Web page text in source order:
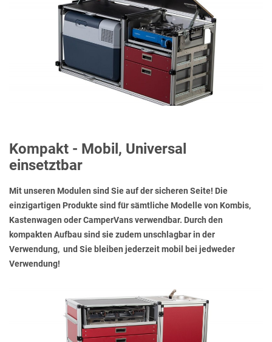
Kompakt - Mobil, Universal
einsetztbar
Mit unseren Modulen sind Sie auf der sicheren Seite! Die
einzigartigen Produkte sind für sämtliche Modelle von Kombis,
Kastenwagen oder CamperVans verwendbar. Durch den
kompakten Aufbau sind sie zudem unschlagbar in der
Verwendung, und Sie bleiben jederzeit mobil bei jedweder
Verwendung!